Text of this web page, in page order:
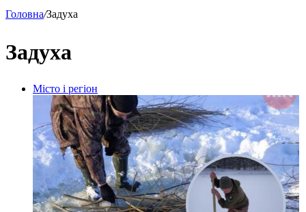
Головна/Задуха
Задуха
Місто і регіон